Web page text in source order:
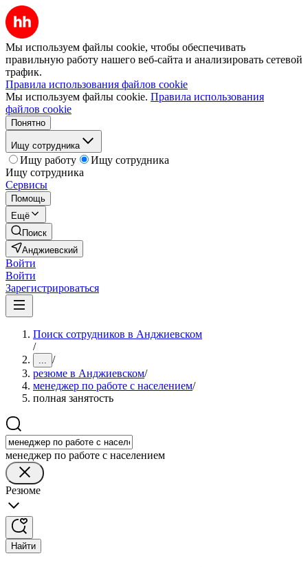
Мы используем файлы cookie, чтобы обеспечивать
правильную работу нашего веб-сайта и анализировать сетевой
трафик.
Правила использования файлов cookie
Мы используем файлы cookie. Правила использования
файлов cookie
Понятно
Ищу сотрудника
Ищу работу
Ищу сотрудника
Ищу сотрудника
Сервисы
Помощь
Ещё
Поиск
Анджиевский
Войти
Войти
Зарегистрироваться
Поиск сотрудников в Анджиевском
/
... /
резюме в Анджиевском/
менеджер по работе с населением/
полная занятость
менеджер по работе с населением
Резюме
Найти